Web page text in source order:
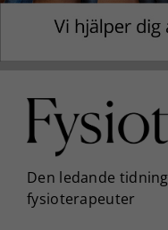
innehållet